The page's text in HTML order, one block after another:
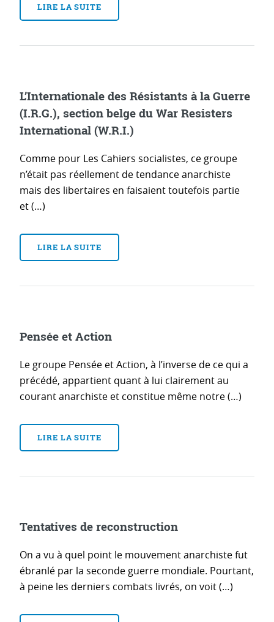
LIRE LA SUITE
L’Internationale des Résistants à la Guerre
(I.R.G.), section belge du War Resisters
International (W.R.I.)
Comme pour Les Cahiers socialistes, ce groupe
n’était pas réellement de tendance anarchiste
mais des libertaires en faisaient toutefois partie
et (…)
LIRE LA SUITE
Pensée et Action
Le groupe Pensée et Action, à l’inverse de ce qui a
précédé, appartient quant à lui clairement au
courant anarchiste et constitue même notre (…)
LIRE LA SUITE
Tentatives de reconstruction
On a vu à quel point le mouvement anarchiste fut
ébranlé par la seconde guerre mondiale. Pourtant,
à peine les derniers combats livrés, on voit (…)